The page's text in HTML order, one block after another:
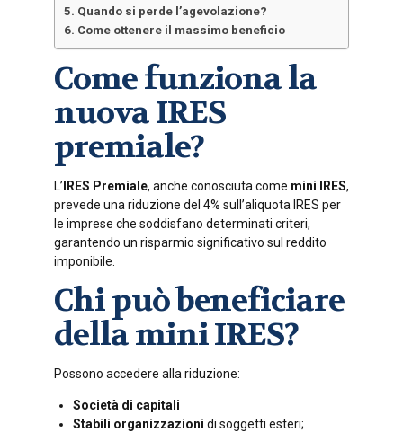
Quando si perde l’agevolazione?
Come ottenere il massimo beneficio
Come funziona la
nuova IRES
premiale?
L’ IRES Premiale, anche conosciuta come mini IRES,
prevede una riduzione del 4% sull’aliquota IRES per
le imprese che soddisfano determinati criteri,
garantendo un risparmio significativo sul reddito
imponibile.
Chi può beneficiare
della mini IRES?
Possono accedere alla riduzione:
Società di capitali
Stabili organizzazioni di soggetti esteri;